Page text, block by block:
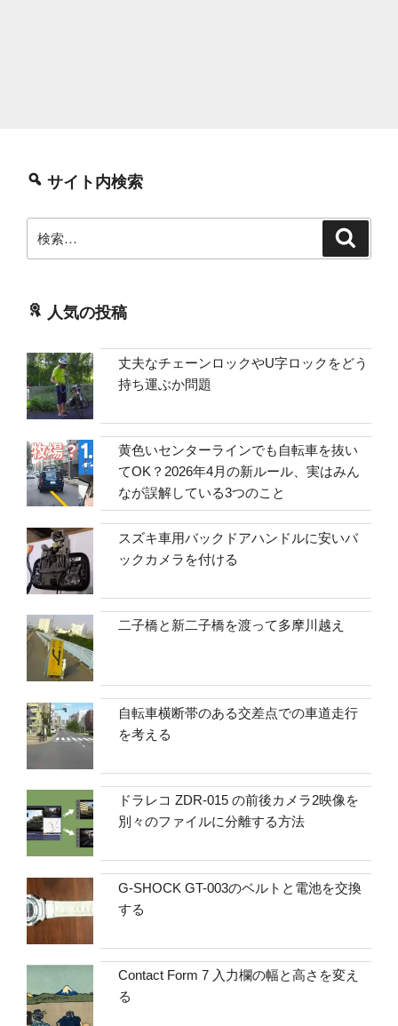
サイト内検索
索:
人気の投稿
丈夫なチェーンロックやU字ロックをどう
持ち運ぶか問題
黄色いセンターラインでも自転車を抜い
てOK？2026年4月の新ルール、実はみん
なが誤解している3つのこと
スズキ車用バックドアハンドルに安いバ
ックカメラを付ける
二子橋と新二子橋を渡って多摩川越え
自転車横断帯のある交差点での車道走行
を考える
ドラレコ ZDR-015 の前後カメラ2映像を
別々のファイルに分離する方法
G-SHOCK GT-003のベルトと電池を交換
する
Contact Form 7 入力欄の幅と高さを変え
る